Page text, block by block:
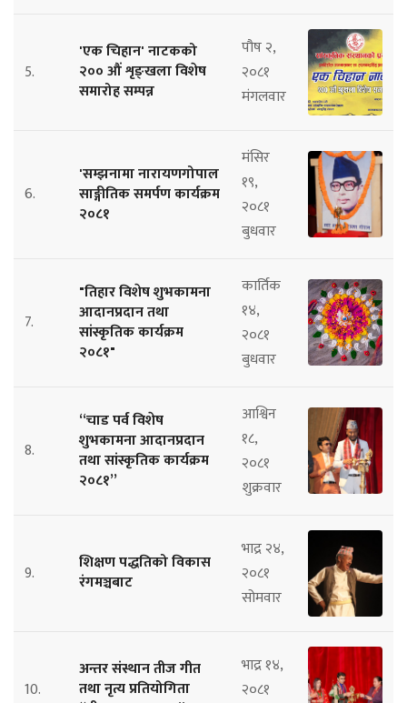
5.
'एक चिहान' नाटकको
२०० औं शृङ्खला विशेष
समारोह सम्पन्न
पौष २,
२०८१
मंगलवार
6.
'सम्झनामा नारायणगोपाल
साङ्गीतिक समर्पण कार्यक्रम
२०८१
मंसिर
१९,
२०८१
बुधवार
7.
"तिहार विशेष शुभकामना
आदानप्रदान तथा
सांस्कृतिक कार्यक्रम
२०८१"
कार्तिक
१४,
२०८१
बुधवार
8.
“चाड पर्व विशेष
शुभकामना आदानप्रदान
तथा सांस्कृतिक कार्यक्रम
२०८१”
आश्विन
१८,
२०८१
शुक्रवार
9.
शिक्षण पद्धतिको विकास
रंगमञ्चबाट
भाद्र २४,
२०८१
सोमवार
10.
अन्तर संस्थान तीज गीत
तथा नृत्य प्रतियोगिता
भाद्र १४,
२०८१